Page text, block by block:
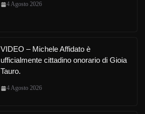
4 Agosto 2026
VIDEO – Michele Affidato è
ufficialmente cittadino onorario di Gioia
Tauro.
4 Agosto 2026